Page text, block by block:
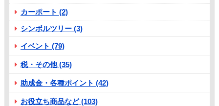
カーポート (2)
シンボルツリー (3)
イベント (79)
税・その他 (35)
助成金・各種ポイント (42)
お役立ち商品など (103)